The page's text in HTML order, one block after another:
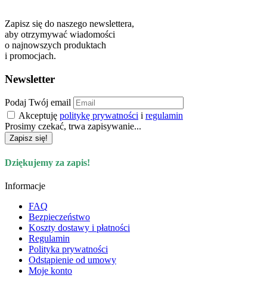
Zapisz się do naszego newslettera,
aby otrzymywać wiadomości
o najnowszych produktach
i promocjach.
Newsletter
Podaj Twój email
Akceptuję politykę prywatności i regulamin
Prosimy czekać, trwa zapisywanie...
Zapisz się!
Dziękujemy za zapis!
Informacje
FAQ
Bezpieczeństwo
Koszty dostawy i płatności
Regulamin
Polityka prywatności
Odstąpienie od umowy
Moje konto